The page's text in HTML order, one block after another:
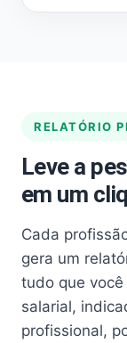
RELATÓRIO
Leve a
em um
Cada
gera um
tudo que
salarial,
profissional,